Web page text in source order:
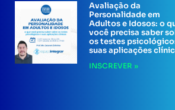
Avaliação da
Personalidade em
Adultos e Idosos: o
você precisa saber
os testes
suas aplicações
INSCREVER »